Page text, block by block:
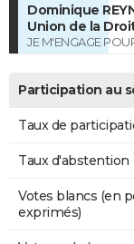
Dominique
Union de la
JE M'ENGAGE
Participation au
Taux de
Taux d'abstention
Votes blancs (en
exprimés)